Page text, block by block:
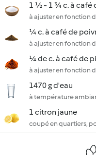
1 ½ - 1 ¾ c. à café
à ajuster en fonction
¼ c. à café de
à ajuster en fonction
¼ de c. à café de
à ajuster en fonction
1470 g d'eau
à température
1 citron jaune
coupé en quartiers,